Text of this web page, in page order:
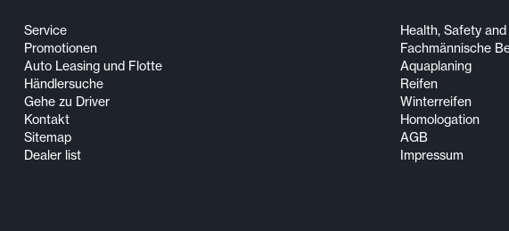
Service
Promotionen
Auto Leasing und Flotte
Händlersuche
Gehe zu Driver
Kontakt
Sitemap
Dealer list
Health, Safety
Fachmännische
Aquaplaning
Reifen
Winterreifen
Homologation
AGB
Impressum